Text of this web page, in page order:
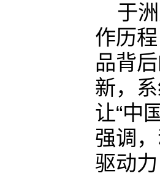
于
作历
品背
新，
让“中
强调
驱动